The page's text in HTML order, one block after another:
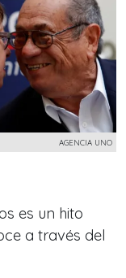
AGENCIA UNO
es un hito
a través del